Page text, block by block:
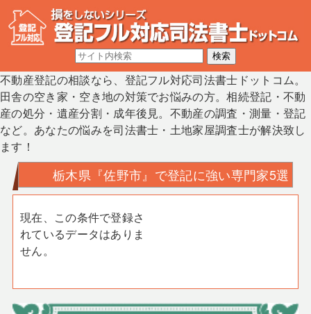
不動産登記の相談なら、登記フル対応司法書士ドットコム。
田舎の空き家・空き地の対策でお悩みの方。相続登記・不動
産の処分・遺産分割・成年後見。不動産の調査・測量・登記
など。あなたの悩みを司法書士・土地家屋調査士が解決致し
ます！
栃木県『佐野市』で登記に強い専門家5選
現在、この条件で登録さ
れているデータはありま
せん。